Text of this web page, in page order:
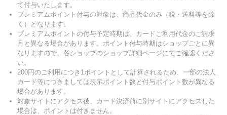
て付与いたします。
プレミアムポイント付与の対象は、商品代金のみ（税・送料等を除
く）となります。
プレミアムポイントの付与予定時期は、カードご利用代金のご請求
月と異なる場合があります。ポイント付与時期はショップごとに異
なりますので、各ショップのショップ詳細ページにてご確認くださ
い。
200円のご利用につき1ポイントとして計算されるため、一部の法人
カード等につきましては表示ポイント数と付与ポイント数が異なる
場合があります。
対象サイトにアクセス後、カード決済前に別サイトにアクセスした
場合は、ポイントは付きません。